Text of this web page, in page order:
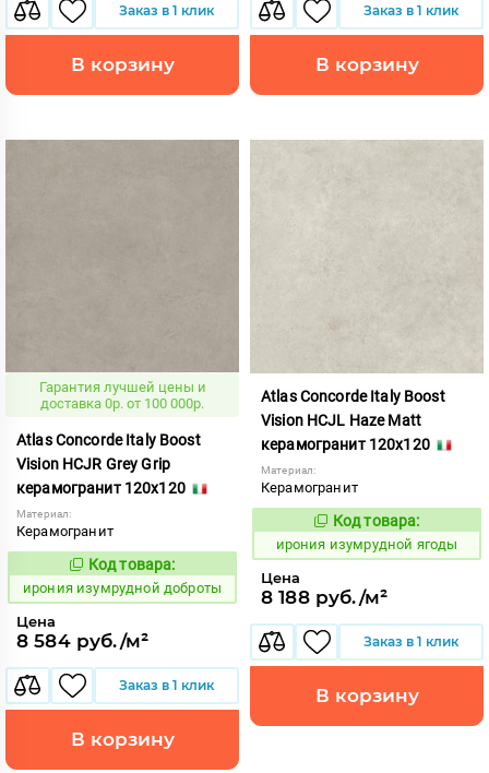
Заказ в 1 клик
В корзину
Заказ в 1 клик
В корзину
Гарантия лучшей цены и
доставка 0р. от 100 000р.
Atlas Concorde Italy Boost
Vision HCJR Grey Grip
керамогранит 120x120
Материал:
Керамогранит
1098122
Код товара:
ирония изумрудной доброты
Цена
8 584 руб./м²
Заказ в 1 клик
В корзину
Atlas Concorde Italy Boost
Vision HCJL Haze Matt
керамогранит 120x120
Материал:
Керамогранит
1098124
Код товара:
ирония изумрудной ягоды
Цена
8 188 руб./м²
Заказ в 1 клик
В корзину